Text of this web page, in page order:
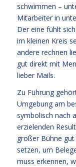
schwimmen –
Mitarbeiter in
Der eine fühlt
im kleinen Kreis
andere rechnen
gut direkt mit
lieber Mails.
Zu Führung
Umgebung am
symbolisch nach
erzielenden
großer Bühne
setzen, um
muss erkennen,